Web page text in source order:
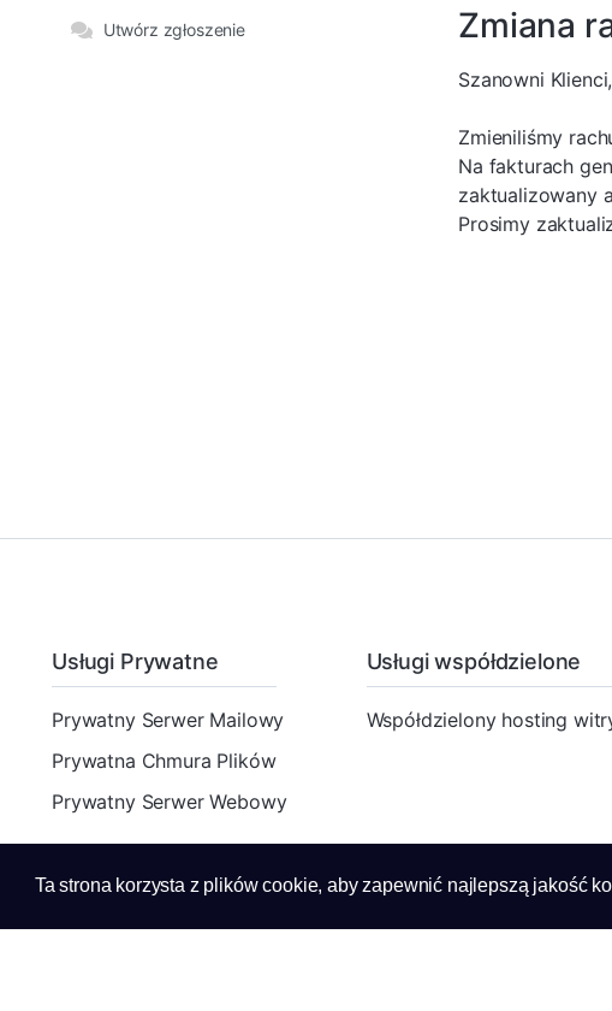
Ta strona korzysta z plików cookie, aby zapewnić najlepszą jakość
Utwórz zgłoszenie
Zmiana
Szanowni Klienci,
Zmieniliśmy
Na fakturach
zaktualizowany
Prosimy
Usługi Prywatne
Prywatny Serwer Mailowy
Prywatna Chmura Plików
Prywatny Serwer Webowy
Usługi współdzielone
Współdzielony hosting